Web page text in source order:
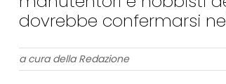
dovrebbe confermarsi
a cura della Redazione